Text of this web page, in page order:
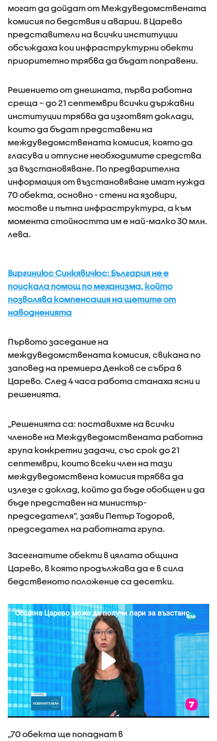
могат да дойдат от Междуведомствената
комисия по бедствия и аварии. В Царево
представители на всички институции
обсъждаха кои инфраструктурни обекти
приоритетно трябва да бъдат поправени.
Решението от днешната, първа работна
среща – до 21 септември всички държавни
институции трябва да изготвят доклади,
които да бъдат представени на
междуведомствената комисия, която да
гласува и отпусне необходимите средства
за възстановяване. По предварителна
информация от възстановяване имат нужда
70 обекта, основно - стени на язовири,
мостове и пътна инфраструктура, а към
момента стойността им е най-малко 30 млн.
лева.
Виргиниюс Синкявичюс: България не е
поискала помощ по механизма, който
позволява компенсация на щетите от
наводненията
Първото заседание на
междуведомствената комисия, свикана по
заповед на премиера Денков се събра в
Царево. След 4 часа работа станаха ясни и
решенията.
„Решенията са: поставихме на всички
членове на Междуведомствената работна
група конкретни задачи, със срок до 21
септември, които всеки член на тази
междуведомствена комисия трябва да
излезе с доклад, който да бъде обобщен и да
бъде представен на министър-
председателя”, заяви Петър Тодоров,
председател на работната група.
Засегнатите обекти в цялата община
Царево, в която продължава да е в сила
бедственото положение са десетки.
„70 обекта ще попаднат в